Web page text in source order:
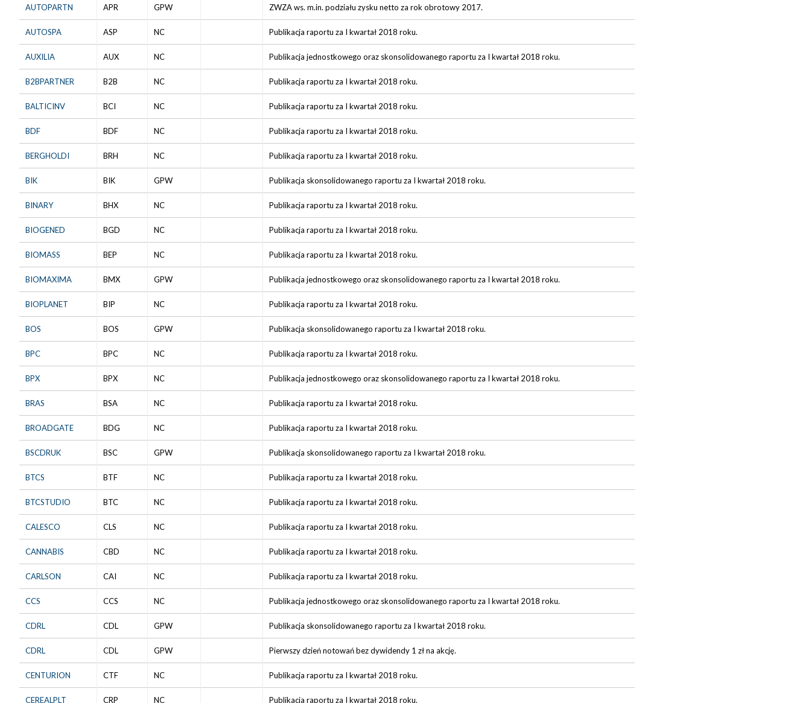
AUTOPARTN APR GPW ZWZA ws. m.in. podziału zysku netto za rok obrotowy 2017.
AUTOSPA ASP NC Publikacja raportu za I kwartał 2018 roku.
AUXILIA AUX NC Publikacja jednostkowego oraz skonsolidowanego raportu za I kwartał 2018 roku.
B2BPARTNER B2B NC Publikacja raportu za I kwartał 2018 roku.
BALTICINV BCI NC Publikacja raportu za I kwartał 2018 roku.
BDF BDF NC Publikacja raportu za I kwartał 2018 roku.
BERGHOLDI BRH NC Publikacja raportu za I kwartał 2018 roku.
BIK BIK GPW Publikacja skonsolidowanego raportu za I kwartał 2018 roku.
BINARY BHX NC Publikacja raportu za I kwartał 2018 roku.
BIOGENED BGD NC Publikacja raportu za I kwartał 2018 roku.
BIOMASS BEP NC Publikacja raportu za I kwartał 2018 roku.
BIOMAXIMA BMX GPW Publikacja jednostkowego oraz skonsolidowanego raportu za I kwartał 2018 roku.
BIOPLANET BIP NC Publikacja raportu za I kwartał 2018 roku.
BOS BOS GPW Publikacja skonsolidowanego raportu za I kwartał 2018 roku.
BPC BPC NC Publikacja raportu za I kwartał 2018 roku.
BPX BPX NC Publikacja jednostkowego oraz skonsolidowanego raportu za I kwartał 2018 roku.
BRAS BSA NC Publikacja raportu za I kwartał 2018 roku.
BROADGATE BDG NC Publikacja raportu za I kwartał 2018 roku.
BSCDRUK BSC GPW Publikacja skonsolidowanego raportu za I kwartał 2018 roku.
BTCS BTF NC Publikacja raportu za I kwartał 2018 roku.
BTCSTUDIO BTC NC Publikacja raportu za I kwartał 2018 roku.
CALESCO CLS NC Publikacja raportu za I kwartał 2018 roku.
CANNABIS CBD NC Publikacja raportu za I kwartał 2018 roku.
CARLSON CAI NC Publikacja raportu za I kwartał 2018 roku.
CCS CCS NC Publikacja jednostkowego oraz skonsolidowanego raportu za I kwartał 2018 roku.
CDRL CDL GPW Publikacja skonsolidowanego raportu za I kwartał 2018 roku.
CDRL CDL GPW Pierwszy dzień notowań bez dywidendy 1 zł na akcję.
CENTURION CTF NC Publikacja raportu za I kwartał 2018 roku.
CEREALPLT CRP NC Publikacja raportu za I kwartał 2018 roku.